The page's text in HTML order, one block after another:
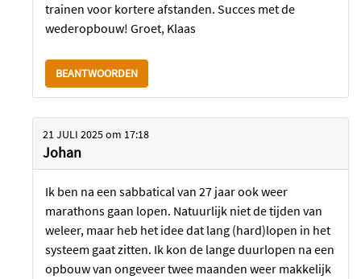
trainen voor kortere afstanden. Succes met de
wederopbouw! Groet, Klaas
BEANTWOORDEN
21 JULI 2025om 17:18
Johan
Ik ben na een sabbatical van 27 jaar ook weer
marathons gaan lopen. Natuurlijk niet de tijden van
weleer, maar heb het idee dat lang (hard)lopen in het
systeem gaat zitten. Ik kon de lange duurlopen na een
opbouw van ongeveer twee maanden weer makkelijk